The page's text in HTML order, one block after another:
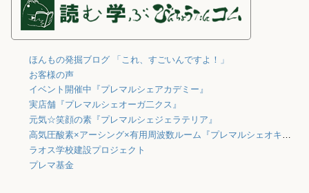
ほんもの発掘ブログ 「これ、すごいんですよ！」
お客様の声
イベント開催中『プレマルシェアカデミー』
実店舗『プレマルシェオーガ二クス』
元気☆笑顔の素『プレマルシェジェラテリア』
高気圧酸素×アーシング×有用周波数ルーム『プレマルシェオキシジェン』
ラオス学校建設プロジェクト
プレマ基金